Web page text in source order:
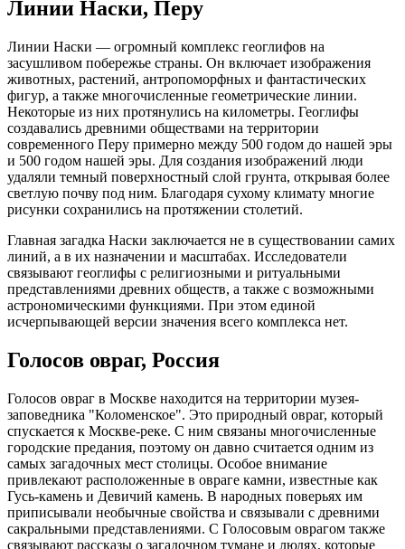
Линии Наски, Перу
Линии Наски — огромный комплекс геоглифов на
засушливом побережье страны. Он включает изображения
животных, растений, антропоморфных и фантастических
фигур, а также многочисленные геометрические линии.
Некоторые из них протянулись на километры. Геоглифы
создавались древними обществами на территории
современного Перу примерно между 500 годом до нашей эры
и 500 годом нашей эры. Для создания изображений люди
удаляли темный поверхностный слой грунта, открывая более
светлую почву под ним. Благодаря сухому климату многие
рисунки сохранились на протяжении столетий.
Главная загадка Наски заключается не в существовании самих
линий, а в их назначении и масштабах. Исследователи
связывают геоглифы с религиозными и ритуальными
представлениями древних обществ, а также с возможными
астрономическими функциями. При этом единой
исчерпывающей версии значения всего комплекса нет.
Голосов овраг, Россия
Голосов овраг в Москве находится на территории музея-
заповедника "Коломенское". Это природный овраг, который
спускается к Москве-реке. С ним связаны многочисленные
городские предания, поэтому он давно считается одним из
самых загадочных мест столицы. Особое внимание
привлекают расположенные в овраге камни, известные как
Гусь-камень и Девичий камень. В народных поверьях им
приписывали необычные свойства и связывали с древними
сакральными представлениями. С Голосовым оврагом также
связывают рассказы о загадочном тумане и людях, которые